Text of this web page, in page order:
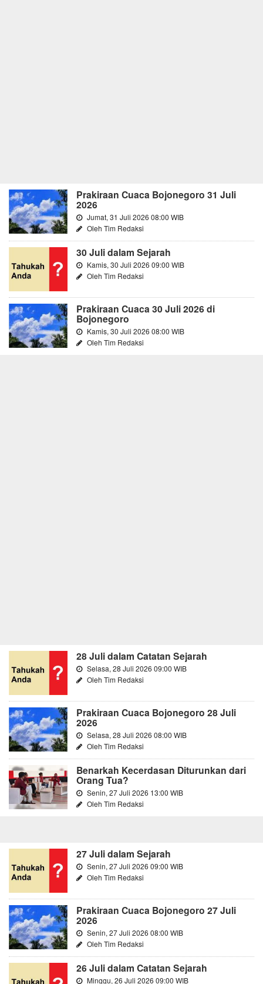
Prakiraan Cuaca Bojonegoro 31 Juli
2026
Jumat, 31 Juli 2026 08:00 WIB
Oleh Tim Redaksi
30 Juli dalam Sejarah
Kamis, 30 Juli 2026 09:00 WIB
Oleh Tim Redaksi
Prakiraan Cuaca 30 Juli 2026 di
Bojonegoro
Kamis, 30 Juli 2026 08:00 WIB
Oleh Tim Redaksi
28 Juli dalam Catatan Sejarah
Selasa, 28 Juli 2026 09:00 WIB
Oleh Tim Redaksi
Prakiraan Cuaca Bojonegoro 28 Juli
2026
Selasa, 28 Juli 2026 08:00 WIB
Oleh Tim Redaksi
Benarkah Kecerdasan Diturunkan dari
Orang Tua?
Senin, 27 Juli 2026 13:00 WIB
Oleh Tim Redaksi
27 Juli dalam Sejarah
Senin, 27 Juli 2026 09:00 WIB
Oleh Tim Redaksi
Prakiraan Cuaca Bojonegoro 27 Juli
2026
Senin, 27 Juli 2026 08:00 WIB
Oleh Tim Redaksi
26 Juli dalam Catatan Sejarah
Minggu, 26 Juli 2026 09:00 WIB